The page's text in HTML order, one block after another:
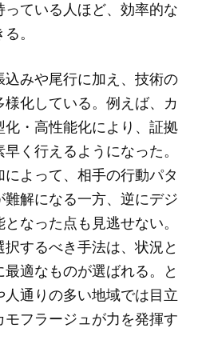
ている人ほど、効率的な
。
みや尾行に加え、技術の
化している。例えば、カ
化・高性能化により、証拠
く行えるようになった。
よって、相手の行動パタ
解になる一方、逆にデジ
なった点も見逃せない。
するべき手法は、状況と
適なものが選ばれる。と
人通りの多い地域では目立
フラージュが力を発揮す